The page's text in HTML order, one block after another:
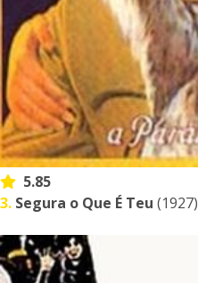
5.85
3. Segura o Que É Teu (1927)